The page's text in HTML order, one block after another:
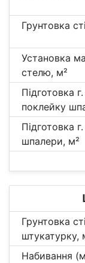
Грунтовка
Установка
стелю, м²
Підготовка
поклейку
Підготовка
шпалери, м²
Грунтовка
штукатурку,
Набивання